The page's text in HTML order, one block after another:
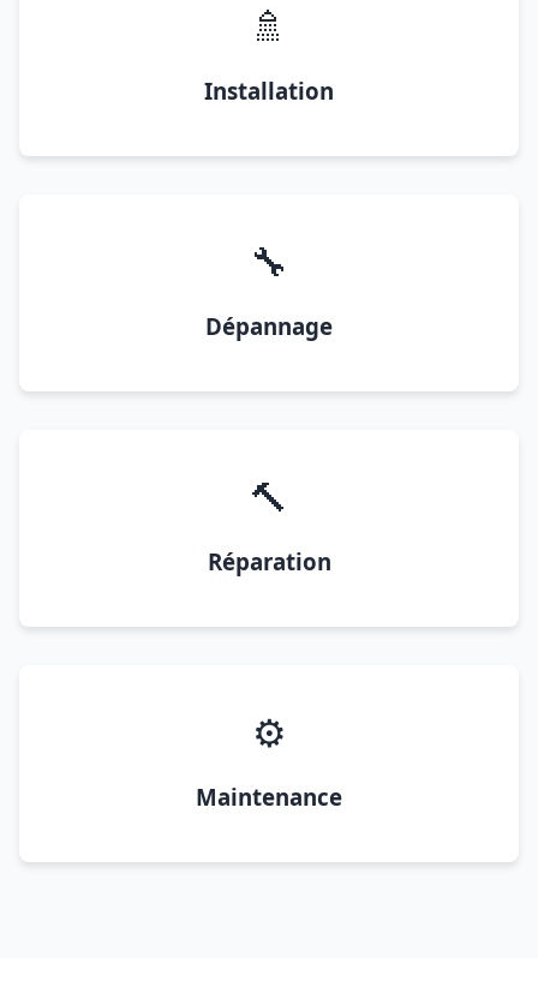
🚿
Installation
🔧
Dépannage
🔨
Réparation
⚙️
Maintenance